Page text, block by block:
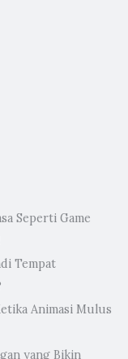
Seperti Game
Tempat
Animasi Mulus
yang Bikin